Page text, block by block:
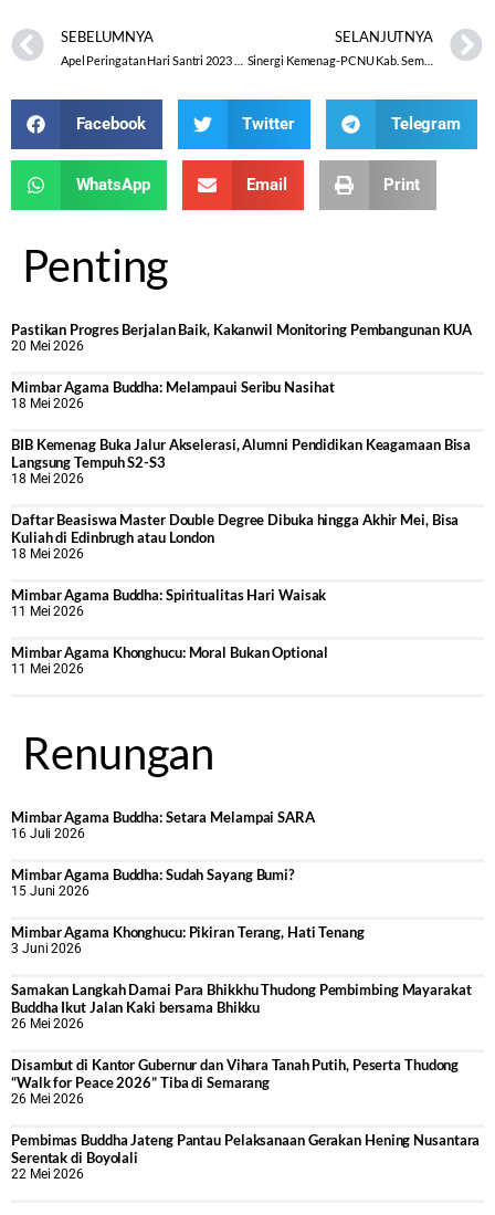
SEBELUMNYA SELANJUTNYA
Sinergi Kemenag-PCNU Kab. Semarang Sukseskan Pembacaan 1 Milyar Shalawat Nariyah
Facebook Twitter Telegram
WhatsApp Email Print
Penting
Pastikan Progres Berjalan Baik, Kakanwil Monitoring Pembangunan KUA
20 Mei 2026
Mimbar Agama Buddha: Melampaui Seribu Nasihat
18 Mei 2026
BIB Kemenag Buka Jalur Akselerasi, Alumni Pendidikan Keagamaan Bisa
Langsung Tempuh S2-S3
18 Mei 2026
Daftar Beasiswa Master Double Degree Dibuka hingga Akhir Mei, Bisa
Kuliah di Edinbrugh atau London
18 Mei 2026
Mimbar Agama Buddha: Spiritualitas Hari Waisak
11 Mei 2026
Mimbar Agama Khonghucu: Moral Bukan Optional
11 Mei 2026
Renungan
Mimbar Agama Buddha: Setara Melampai SARA
16 Juli 2026
Mimbar Agama Buddha: Sudah Sayang Bumi?
15 Juni 2026
Mimbar Agama Khonghucu: Pikiran Terang, Hati Tenang
3 Juni 2026
Samakan Langkah Damai Para Bhikkhu Thudong Pembimbing Mayarakat
Buddha Ikut Jalan Kaki bersama Bhikku
26 Mei 2026
Disambut di Kantor Gubernur dan Vihara Tanah Putih, Peserta Thudong
“Walk for Peace 2026” Tiba di Semarang
26 Mei 2026
‎Pembimas Buddha Jateng Pantau Pelaksanaan Gerakan Hening Nusantara
Serentak di Boyolali
22 Mei 2026